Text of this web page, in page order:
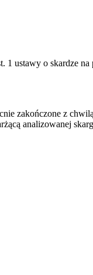
ustawy o skardze na
zakończone z
analizowanej